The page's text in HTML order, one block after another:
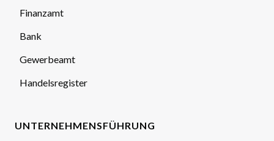
Finanzamt
Bank
Gewerbeamt
Handelsregister
UNTERNEHMENSFÜHRUNG